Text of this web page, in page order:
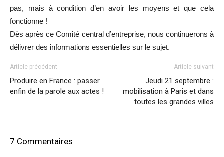
pas, mais à condition d’en avoir les moyens et que cela
fonctionne !
Dès après ce Comité central d’entreprise, nous continuerons à
délivrer des informations essentielles sur le sujet.
Article précédent
Produire en France : passer
enfin de la parole aux actes !
Article suivant
Jeudi 21 septembre :
mobilisation à Paris et dans
toutes les grandes villes
7 Commentaires